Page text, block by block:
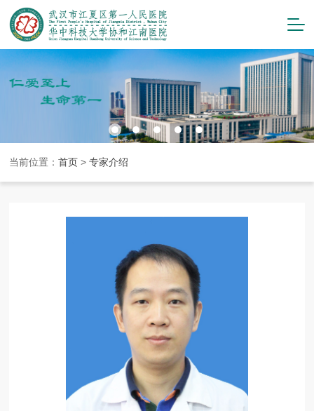
当前位置：首页 >专家介绍